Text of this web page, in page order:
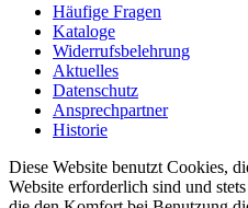
Häufige Fragen
Kataloge
Widerrufsbelehrung
Aktuelles
Datenschutz
Ansprechpartner
Historie
Diese Website benutzt Cookies,
Website erforderlich sind und